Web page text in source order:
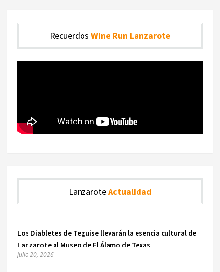
Recuerdos Wine Run Lanzarote
LanzaroteActualidad
Los Diabletes de Teguise llevarán la esencia cultural de
Lanzarote al Museo de El Álamo de Texas
julio 20, 2026